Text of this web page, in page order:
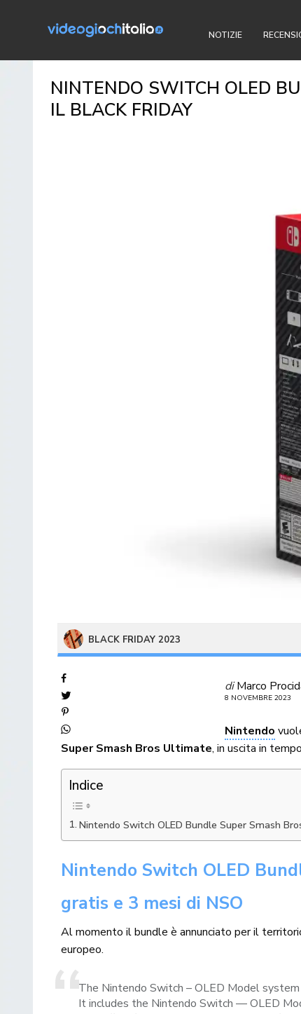
NOTIZIE
NINTENDO SWITCH OLED
IL BLACK FRIDAY
BLACK FRIDAY 2023
di Marco
8 NOVEMBRE 2023
Nintendo
Super Smash Bros Ultimate, in uscita in
Indice
Nintendo Switch OLED Bundle Super Smash
Nintendo Switch OLED
gratis e 3 mesi di NSO
Al momento il bundle è annunciato per il
europeo.
The Nintendo Switch – OLED Model
It includes the Nintendo Switch — OLED